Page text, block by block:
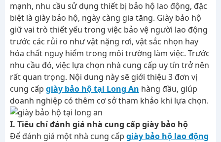
mạnh, nhu cầu sử dụng thiết bị bảo hộ lao động, đặc
biệt là giày bảo hộ, ngày càng gia tăng. Giày bảo hộ
giữ vai trò thiết yếu trong việc bảo vệ người lao động
trước các rủi ro như vật nặng rơi, vật sắc nhọn hay
hóa chất nguy hiểm trong môi trường làm việc. Trước
nhu cầu đó, việc lựa chọn nhà cung cấp uy tín trở nên
rất quan trọng. Nội dung này sẽ giới thiệu 3 đơn vị
cung cấp giày bảo hộ tại Long An hàng đầu, giúp
doanh nghiệp có thêm cơ sở tham khảo khi lựa chọn.
I. Tiêu chí đánh giá nhà cung cấp giày bảo hộ
Để đánh giá một nhà cung cấp giày bảo hộ lao động